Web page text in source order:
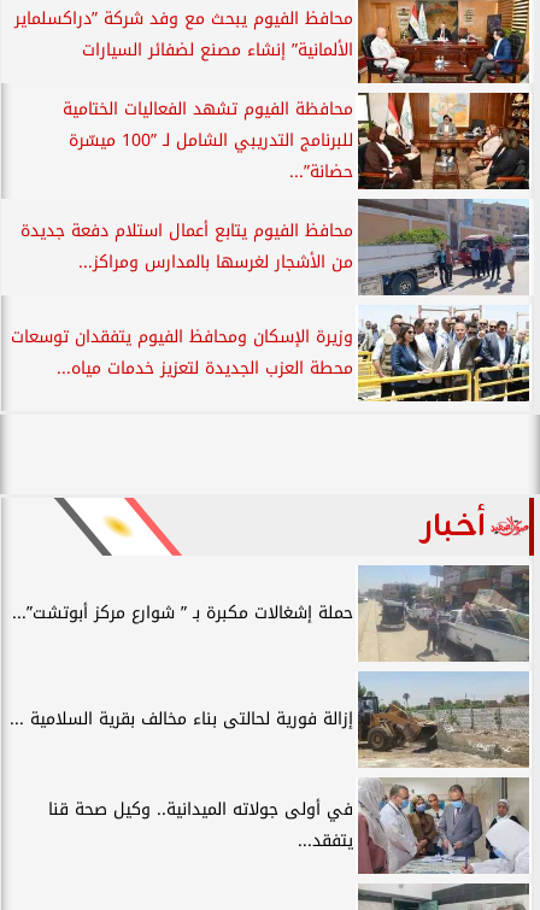
محافظ الفيوم يبحث مع وفد شركة ”دراكسلماير
الألمانية” إنشاء مصنع لضفائر السيارات
محافظة الفيوم تشهد الفعاليات الختامية
للبرنامج التدريبي الشامل لـ ”100 ميسّرة
حضانة”...
محافظ الفيوم يتابع أعمال استلام دفعة جديدة
من الأشجار لغرسها بالمدارس ومراكز...
وزيرة الإسكان ومحافظ الفيوم يتفقدان توسعات
محطة العزب الجديدة لتعزيز خدمات مياه...
أخبار
حملة إشغالات مكبرة بـ ” شوارع مركز أبوتشت”...
إزالة فورية لحالتى بناء مخالف بقرية السلامية ...
في أولى جولاته الميدانية.. وكيل صحة قنا
يتفقد...